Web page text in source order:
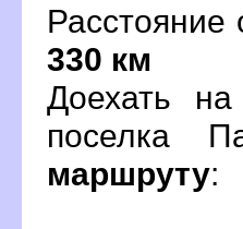
330 км
Доехать
поселка
маршруту: